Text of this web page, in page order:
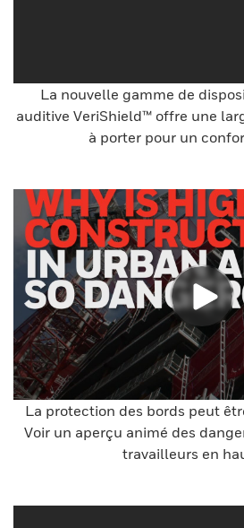
La nouvelle gamme de
auditive VeriShield™ offre une
à porter pour un
La protection des bords peut
Voir un aperçu animé des
travailleurs en